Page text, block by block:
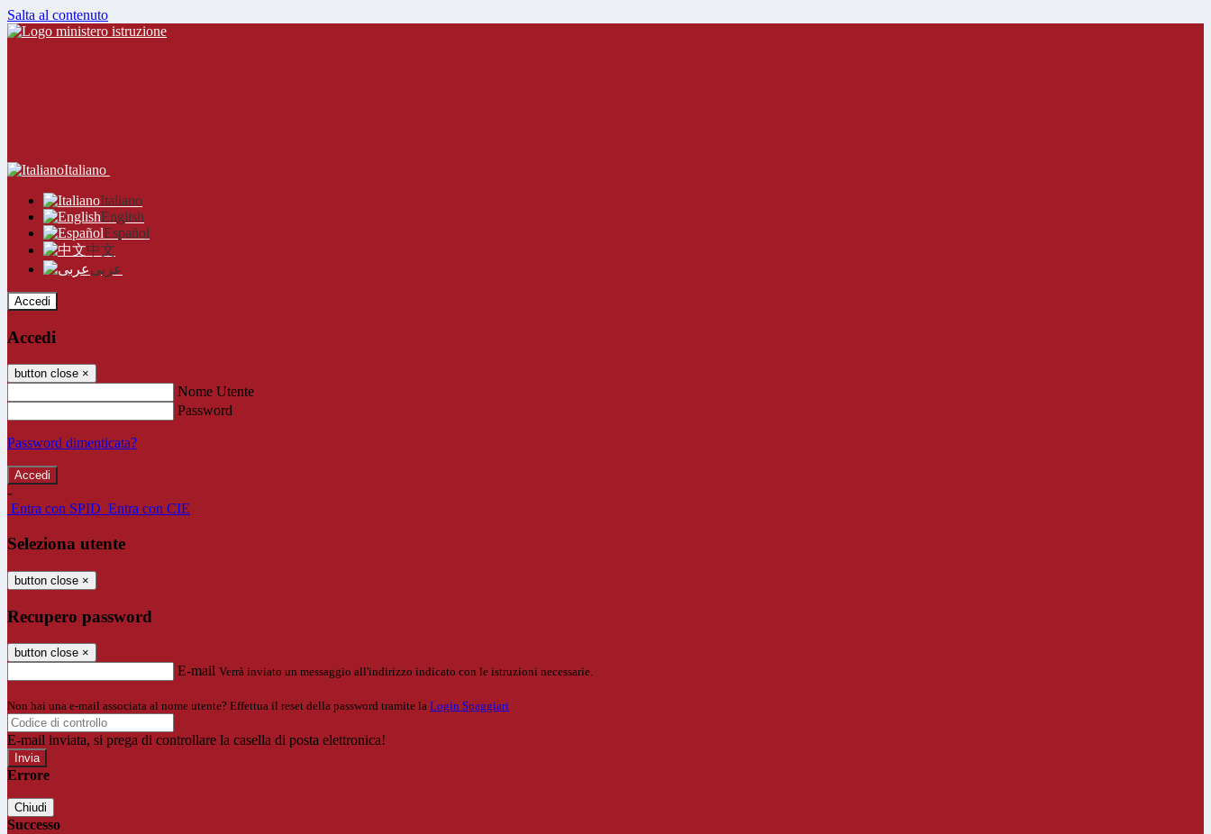
Salta al contenuto
Italiano
Italiano
English
Español
中文
عربى
Accedi
Accedi
button close ×
Nome Utente
Password
Password dimenticata?
-
Entra con SPID Entra con CIE
Seleziona utente
button close ×
Recupero password
button close ×
E-mail Verrà inviato un messaggio all'indirizzo indicato con le istruzioni necessarie.
Non hai una e-mail associata al nome utente? Effettua il reset della password tramite la Login Spaggiari
E-mail inviata, si prega di controllare la casella di posta elettronica!
Errore
Chiudi
Successo